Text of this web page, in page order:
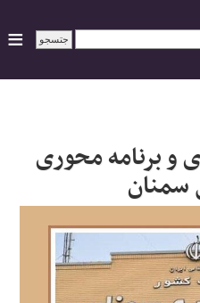
و برنامه محوری
سمنان